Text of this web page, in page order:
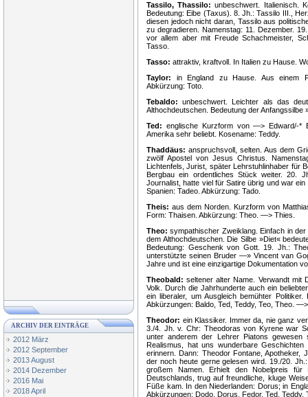
ARCHIV DER EINTRÄGE
2012 März
2012 September
2013 August
2014 Dezember
2016 Mai
2018 April
Tassilo, Thassilo: unbeschwert. Italienisch.
Bedeutung: Eibe (Taxus). 8. Jh.: Tassilo III.,
diesen jedoch nicht daran, Tassilo aus
zu degradieren. Namenstag: 11. Dezember.
vor allem aber mit Freude Schachmeister,
Tasso.
Tasso: attraktiv, kraftvoll. In Italien zu Hause.
Taylor: in England zu Hause. Aus einem
Abkürzung: Toto.
Tebaldo: unbeschwert. Leichter als das
Althochdeutschen. Bedeutung der Anfangssilbe
Ted: englische Kurzform von —> Edward/-*
Amerika sehr beliebt. Kosename: Teddy.
Thaddäus: anspruchsvoll, selten. Aus dem
zwölf Apostel von Jesus Christus.
Lichtenfels, Jurist, später Lehrstuhlinhaber für
Bergbau ein ordentliches Stück weiter. 20.
Journalist, hatte viel für Satire übrig und war
Spanien: Tadeo. Abkürzung: Tado.
Theis: aus dem Norden. Kurzform von
Form: Thaisen. Abkürzung: Theo. —> Thies.
Theo:sympathischer Zweiklang. Einfach in
dem Althochdeutschen. Die Silbe »Diet«
Bedeutung: Geschenk von Gott. 19. Jh.:
unterstützte seinen Bruder —» Vincent van
Jahre und ist eine einzigartige Dokumentation
Theobald: seltener alter Name. Verwandt mit
Volk. Durch die Jahrhunderte auch ein
ein liberaler, um Ausgleich bemühter
Abkürzungen: Baldo, Ted, Teddy, Teo, Theo.
Theodor: ein Klassiker. Immer da, nie ganz
3./4. Jh. v. Chr: Theodoras von Kyrene war
unter anderem der Lehrer Piatons
Realismus, hat uns wunderbare
erinnern. Dann: Theodor Fontane, Apotheker,
der noch heute gerne gelesen wird. 19./20.
großem Namen. Erhielt den Nobelpreis für
Deutschlands, trug auf freundliche, kluge
Füße kam. In den Niederlanden: Dorus; in
Abkürzungen: Dodo, Dorus, Fedor, Ted, Teddy,